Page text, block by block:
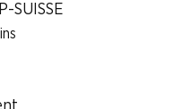
SUISSE